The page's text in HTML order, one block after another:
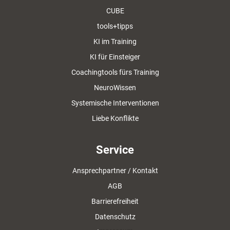
CUBE
tools+tipps
KI im Training
KI für Einsteiger
Coachingtools fürs Training
NeuroWissen
Systemische Interventionen
Liebe Konflikte
Service
Ansprechpartner / Kontakt
AGB
Barrierefreiheit
Datenschutz